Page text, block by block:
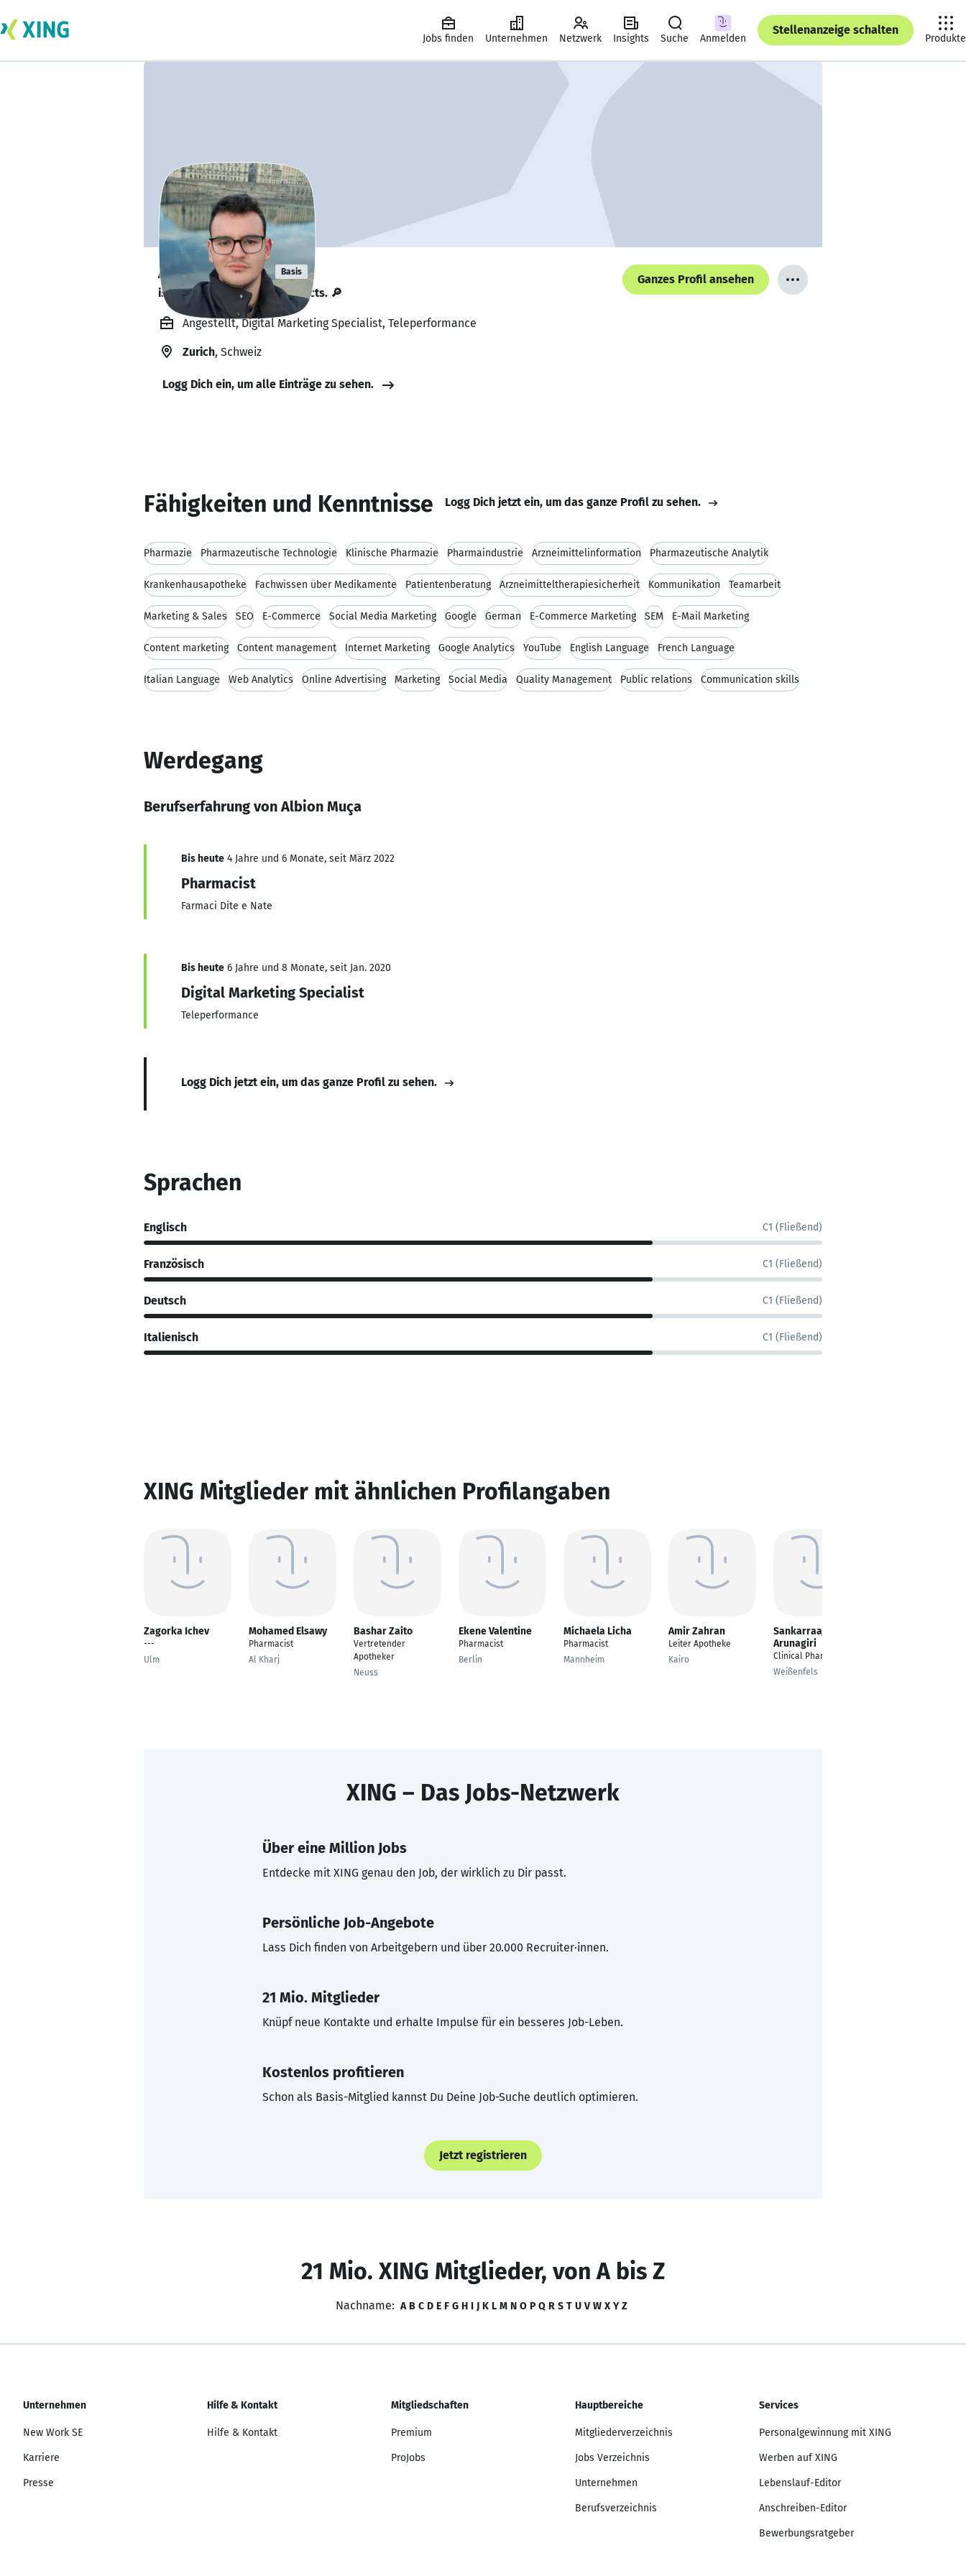
Jobs finden Unternehmen Netzwerk Insights Suche Anmelden
Stellenanzeige schalten
Produkte
Albion Muça Basis
is looking for freelance projects. 🔎
Ganzes Profil ansehen
Angestellt, Digital Marketing Specialist, Teleperformance
Zurich, Schweiz
Logg Dich ein, um alle Einträge zu sehen.
Fähigkeiten und Kenntnisse Logg Dich jetzt ein, um das ganze Profil zu sehen.
Pharmazie Pharmazeutische Technologie Klinische Pharmazie Pharmaindustrie Arzneimittelinformation Pharmazeutische Analytik
Krankenhausapotheke Fachwissen über Medikamente Patientenberatung Arzneimitteltherapiesicherheit Kommunikation Teamarbeit
Marketing & Sales SEO E-Commerce Social Media Marketing Google German E-Commerce Marketing SEM E-Mail Marketing
Content marketing Content management Internet Marketing Google Analytics YouTube English Language French Language
Italian Language Web Analytics Online Advertising Marketing Social Media Quality Management Public relations Communication skills
Werdegang
Berufserfahrung von Albion Muça
Bis heute 4 Jahre und 6 Monate, seit März 2022
Pharmacist
Farmaci Dite e Nate
Bis heute 6 Jahre und 8 Monate, seit Jan. 2020
Digital Marketing Specialist
Teleperformance
Logg Dich jetzt ein, um das ganze Profil zu sehen.
Sprachen
Englisch C1 (Fließend)
Französisch C1 (Fließend)
Deutsch C1 (Fließend)
Italienisch C1 (Fließend)
XING Mitglieder mit ähnlichen Profilangaben
Zagorka Ichev
---
Ulm
Mohamed Elsawy
Pharmacist
Al Kharj
Bashar Zaito
Vertretender
Apotheker
Neuss
Ekene Valentine
Pharmacist
Berlin
Michaela Licha
Pharmacist
Mannheim
Amir Zahran
Leiter Apotheke
Kairo
Sankarraaja
Arunagiri
Clinical Pharmacist
Weißenfels
XING – Das Jobs-Netzwerk
Über eine Million Jobs
Entdecke mit XING genau den Job, der wirklich zu Dir passt.
Persönliche Job-Angebote
Lass Dich finden von Arbeitgebern und über 20.000 Recruiter·innen.
21 Mio. Mitglieder
Knüpf neue Kontakte und erhalte Impulse für ein besseres Job-Leben.
Kostenlos profitieren
Schon als Basis-Mitglied kannst Du Deine Job-Suche deutlich optimieren.
Jetzt registrieren
21 Mio. XING Mitglieder, von A bis Z
Nachname: A B C D E F G H I J K L M N O P Q R S T U V W X Y Z
Unternehmen
New Work SE
Karriere
Presse
Hilfe & Kontakt
Hilfe & Kontakt
Mitgliedschaften
Premium
ProJobs
Hauptbereiche
Mitgliederverzeichnis
Jobs Verzeichnis
Unternehmen
Berufsverzeichnis
Services
Personalgewinnung mit XING
Werben auf XING
Lebenslauf-Editor
Anschreiben-Editor
Bewerbungsratgeber